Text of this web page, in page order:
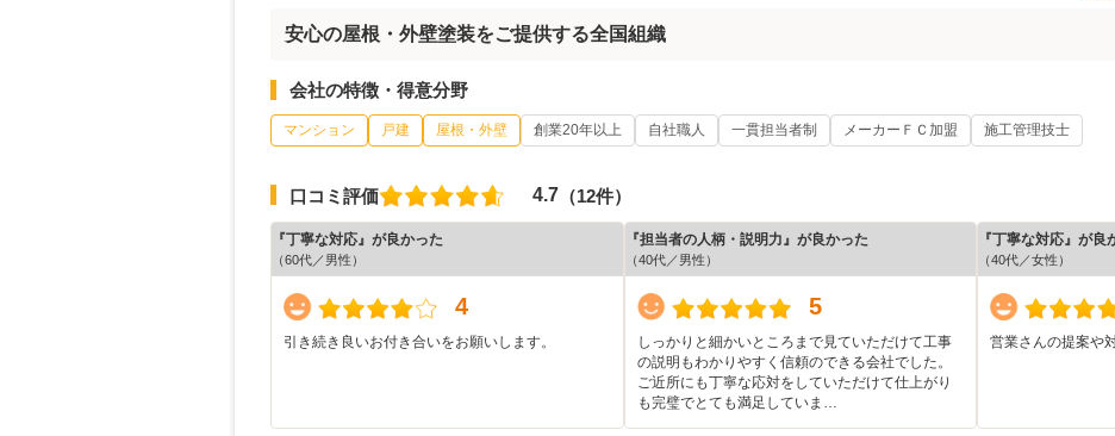
安心の屋根・外壁塗装をご提供する全国組織
会社の特徴・得意分野
マンション 戸建 屋根・外壁 創業20年以上 自社職人 一貫担当者制 メーカーＦＣ加盟 施工管理技士
口コミ評価 4.7 （12件）
『丁寧な対応』が良かった
（60代／男性）
4
引き続き良いお付き合いをお願いします。
『担当者の人柄・説明力』が良かった
（40代／男性）
5
しっかりと細かいところまで見ていただけて工事
の説明もわかりやすく信頼のできる会社でした。
ご近所にも丁寧な応対をしていただけて仕上がり
も完璧でとても満足していま…
『丁寧な対応』が良
（40代／女性）
営業さんの提案や